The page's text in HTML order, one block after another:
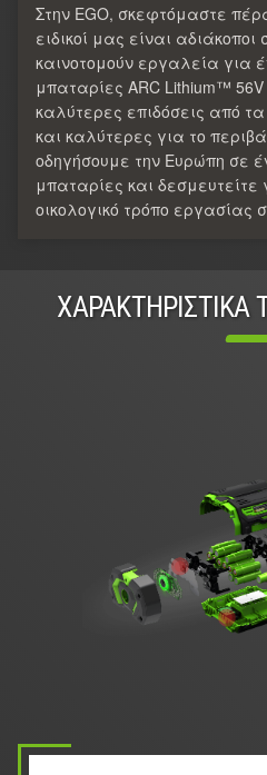
Στην EGO, σκεφτόμαστε
ειδικοί μας είναι
καινοτομούν εργαλεία για
μπαταρίες ARC Lithium™
καλύτερες επιδόσεις από
και καλύτερες για το
οδηγήσουμε την Ευρώπη σε
μπαταρίες και δεσμευτείτε
οικολογικό τρόπο εργασίας
ΧΑΡΑΚΤΗΡΙΣΤΙΚΑ